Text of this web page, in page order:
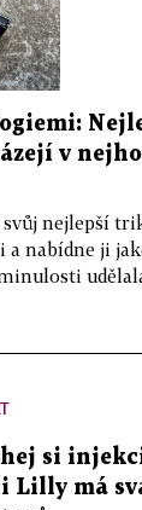
v
nejlepší
a nabídne ji
si
Lilly má